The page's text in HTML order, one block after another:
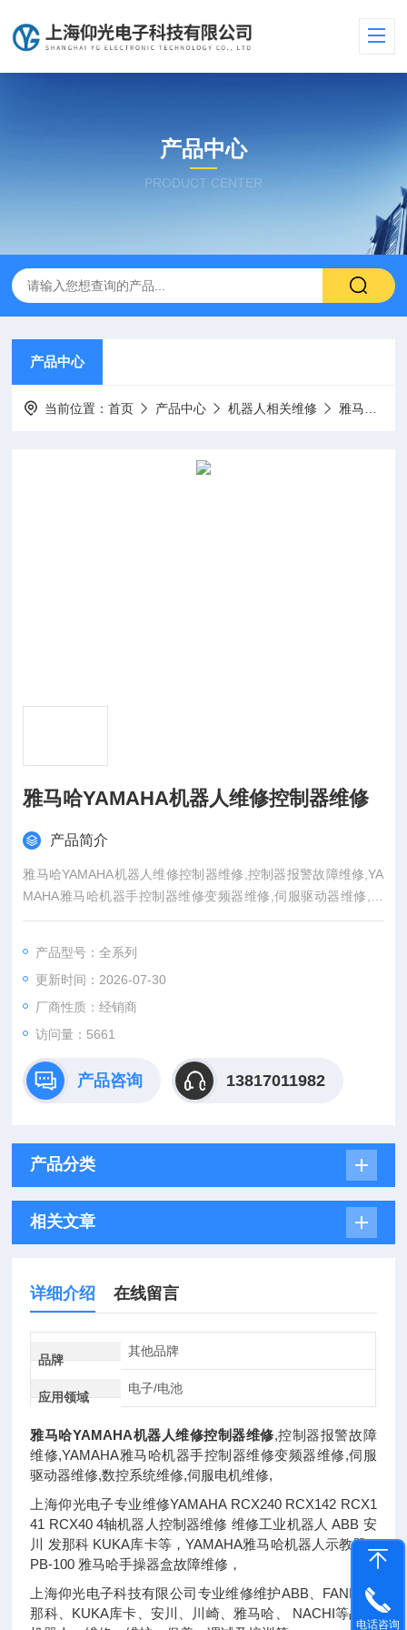
产品中心
PRODUCT CENTER
产品中心
当前位置：首页 产品中心 机器人相关维修 雅马哈机器人相关维修
雅马哈YAMAHA机器人维修控制器维修
产品简介
雅马哈YAMAHA机器人维修控制器维修,控制器报警故障维修,YA
MAHA雅马哈机器手控制器维修变频器维修,伺服驱动器维修,数
控系统维修,伺服电机维修,
产品型号：全系列
更新时间：2026-07-30
厂商性质：经销商
访问量：5661
产品咨询 13817011982
产品分类
相关文章
详细介绍 在线留言
品牌
其他品牌
应用领域
电子/电池
雅马哈YAMAHA机器人维修控制器维修,控制器报警故障
维修,YAMAHA雅马哈机器手控制器维修变频器维修,伺服
驱动器维修,数控系统维修,伺服电机维修,
上海仰光电子专业维修YAMAHA RCX240 RCX142 RCX1
41 RCX40 4轴机器人控制器维修 维修工业机器人 ABB 安
川 发那科 KUKA库卡等，YAMAHA雅马哈机器人示教器R
PB-100 雅马哈手操器盒故障维修，
上海仰光电子科技有限公司专业维修维护ABB、FANIC发
那科、KUKA库卡、安川、川崎、雅马哈、 NACHI等品牌
电话咨询